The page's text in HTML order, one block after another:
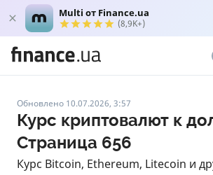
Multi от Finance.ua
(8,9K+)
Обновлено 10.07.2026, 3:57
Курс криптовалют к
Страница 656
Курс Bitcoin, Ethereum, Litecoin и